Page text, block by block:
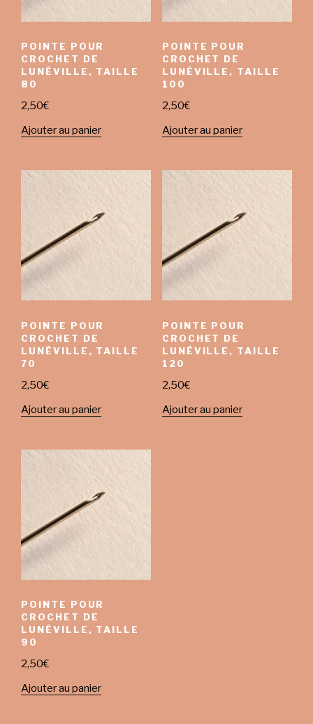
POINTE POUR
CROCHET DE
LUNÉVILLE, TAILLE
80
2,50€
Ajouter au panier
POINTE POUR
CROCHET DE
LUNÉVILLE, TAILLE
100
2,50€
Ajouter au panier
POINTE POUR
CROCHET DE
LUNÉVILLE, TAILLE
70
2,50€
Ajouter au panier
POINTE POUR
CROCHET DE
LUNÉVILLE, TAILLE
120
2,50€
Ajouter au panier
POINTE POUR
CROCHET DE
LUNÉVILLE, TAILLE
90
2,50€
Ajouter au panier